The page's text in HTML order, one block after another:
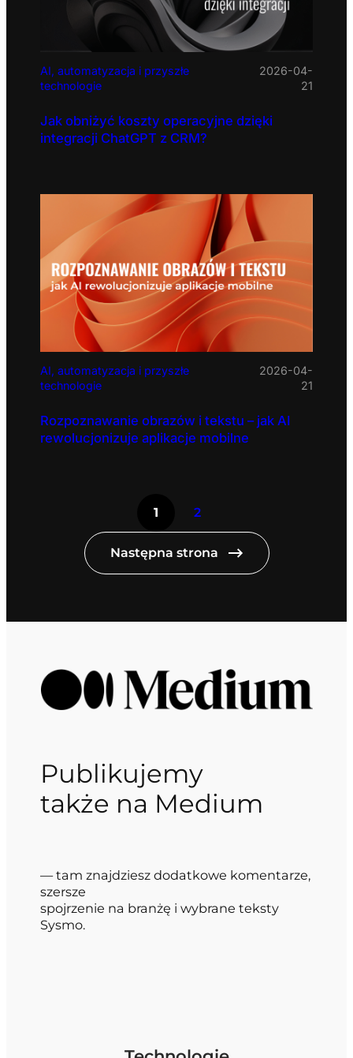
AI, automatyzacja i przyszłe
technologie
2026-04-
21
Jak obniżyć koszty operacyjne dzięki
integracji ChatGPT z CRM?
AI, automatyzacja i przyszłe
technologie
2026-04-
21
Rozpoznawanie obrazów i tekstu – jak AI
rewolucjonizuje aplikacje mobilne
1 2
Następna strona
Publikujemy
także na Medium
— tam znajdziesz dodatkowe komentarze,
szersze
spojrzenie na branżę i wybrane teksty
Sysmo.